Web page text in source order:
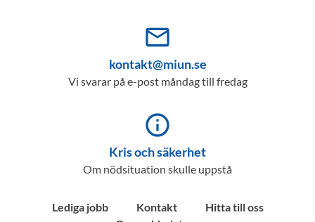
mail_outline
kontakt@miun.se
Vi svarar på e-post måndag till fredag
info_outline
Kris och säkerhet
Om nödsituation skulle uppstå
Lediga jobb Kontakt
Hitta till oss